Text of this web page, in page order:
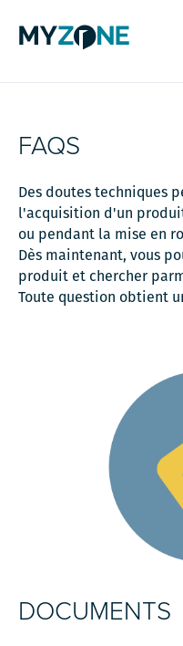
FAQS
Des doutes techniques
l'acquisition d'un
ou pendant la mise en
Dès maintenant, vous
produit et chercher
Toute question obtient
DOCUMENTS